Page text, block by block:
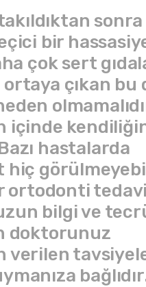
sonra
bir
çok sert
çıkan bu
içinde
hastalarda
hiç
ortodonti
bilgi ve
doktorunuz
verilen